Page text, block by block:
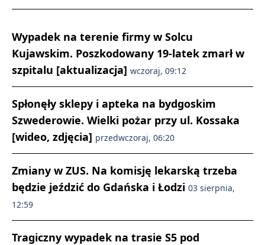
Wypadek na terenie firmy w Solcu
Kujawskim. Poszkodowany 19-latek zmarł w
szpitalu [aktualizacja] wczoraj, 09:12
Spłonęły sklepy i apteka na bydgoskim
Szwederowie. Wielki pożar przy ul. Kossaka
[wideo, zdjęcia] przedwczoraj, 06:20
Zmiany w ZUS. Na komisję lekarską trzeba
będzie jeździć do Gdańska i Łodzi 03 sierpnia,
12:59
Tragiczny wypadek na trasie S5 pod